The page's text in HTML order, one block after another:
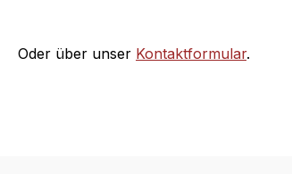
Oder über unser Kontaktformular.